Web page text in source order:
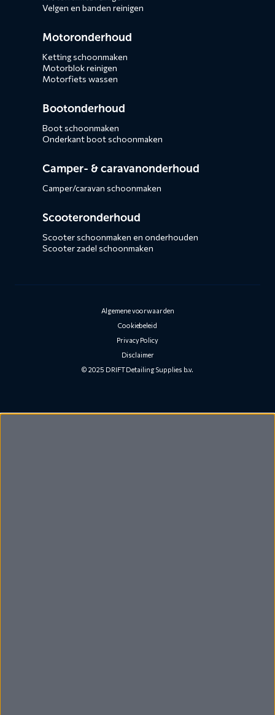
Velgen en banden reinigen
Motoronderhoud
Ketting schoonmaken
Motorblok reinigen
Motorfiets wassen
Bootonderhoud
Boot schoonmaken
Onderkant boot schoonmaken
Camper- & caravanonderhoud
Camper/caravan schoonmaken
Scooteronderhoud
Scooter schoonmaken en onderhouden
Scooter zadel schoonmaken
Algemene voorwaarden
Cookiebeleid
Privacy Policy
Disclaimer
© 2025 DRIFT Detailing Supplies b.v.